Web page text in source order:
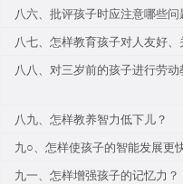
八六、批评孩子时应注意哪些问
八七、怎样教育孩子对人友好、
八八、对三岁前的孩子进行劳
八九、怎样教养智力低下儿？
九○、怎样使孩子的智能发展更
九一、怎样增强孩子的记忆力？